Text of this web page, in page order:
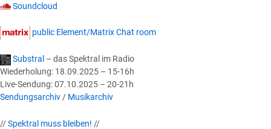
Soundcloud
public Element/Matrix Chat room
Substral – das Spektral im Radio
Wiederholung: 18.09.2025 – 15-16h
Live-Sendung: 07.10.2025 – 20-21h
Sendungsarchiv/ Musikarchiv
//Spektral muss bleiben! //